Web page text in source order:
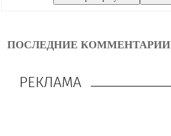
ПОСЛЕДНИЕ КОММЕНТАРИИ
РЕКЛАМА